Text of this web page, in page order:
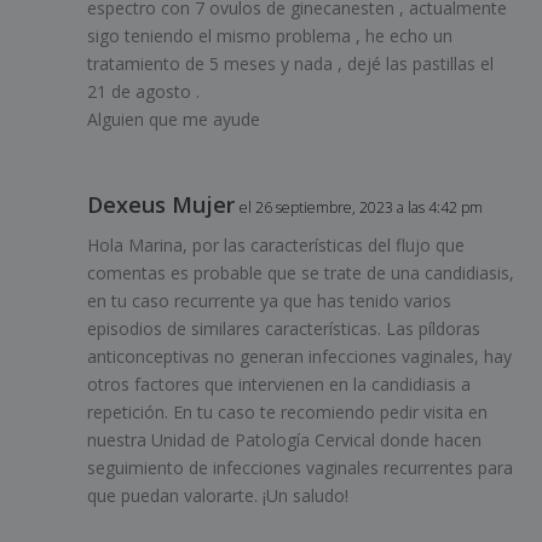
espectro con 7 ovulos de ginecanesten , actualmente
sigo teniendo el mismo problema , he echo un
tratamiento de 5 meses y nada , dejé las pastillas el
21 de agosto .
Alguien que me ayude
Dexeus Mujer el 26 septiembre, 2023 a las 4:42 pm
Hola Marina, por las características del flujo que
comentas es probable que se trate de una candidiasis,
en tu caso recurrente ya que has tenido varios
episodios de similares características. Las píldoras
anticonceptivas no generan infecciones vaginales, hay
otros factores que intervienen en la candidiasis a
repetición. En tu caso te recomiendo pedir visita en
nuestra Unidad de Patología Cervical donde hacen
seguimiento de infecciones vaginales recurrentes para
que puedan valorarte. ¡Un saludo!